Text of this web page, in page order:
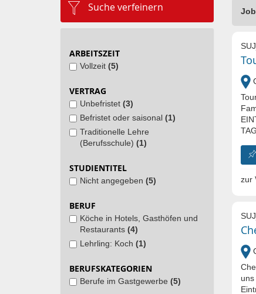
Suche verfeinern
ARBEITSZEIT
Vollzeit (5)
VERTRAG
Unbefristet (3)
Befristet oder saisonal (1)
Traditionelle Lehre
(Berufsschule) (1)
STUDIENTITEL
Nicht angegeben (5)
BERUF
Köche in Hotels, Gasthöfen und
Restaurants (4)
Lehrling: Koch (1)
BERUFSKATEGORIEN
Berufe im Gastgewerbe (5)
zur